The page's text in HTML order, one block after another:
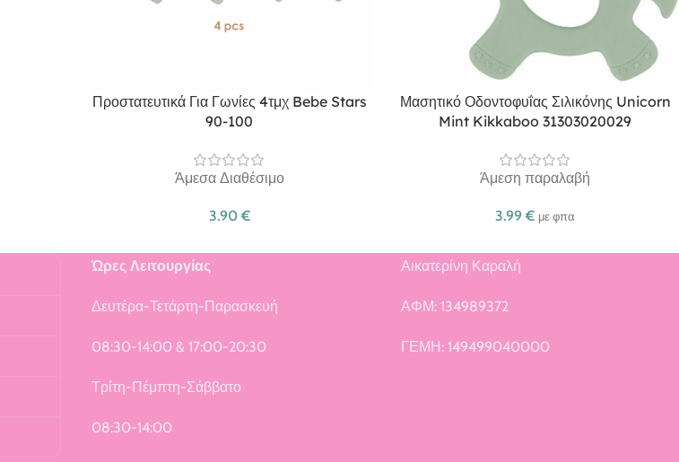
Προστατευτικά Για Γωνίες 4τμχ Bebe Stars
90-100
Άμεσα Διαθέσιμο
3.90 €
Μασητικό Οδοντοφυΐας Σιλικόνης Unicorn
Mint Kikkaboo 31303020029
Άμεση παραλαβή
3.99 € με φπα
Ώρες Λειτουργίας
Δευτέρα-Τετάρτη-Παρασκευή
08:30-14:00 & 17:00-20:30
Τρίτη-Πέμπτη-Σάββατο
08:30-14:00
Αικατερίνη Καραλή
ΑΦΜ: 134989372
ΓΕΜΗ: 149499040000